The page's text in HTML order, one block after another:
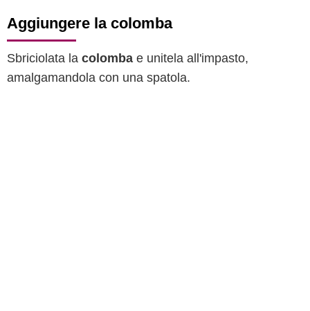
Aggiungere la colomba
Sbriciolata la colomba e unitela all'impasto,
amalgamandola con una spatola.